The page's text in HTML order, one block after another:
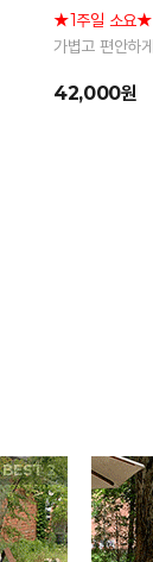
★1주일 소요★
가볍고 편안하
42,000원
BEST 2